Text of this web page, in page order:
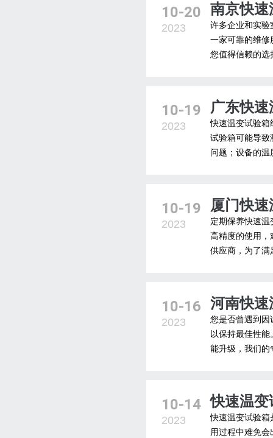
10-20
2023
南京快速
许多企业和实验
一家可靠的维修
您值得信赖的选
10-19
2023
广东快
快速温变试验箱
试验箱可能导致
问题；设备的温
10-19
2023
厦门快
定期保养快速
高精度的使用，
供应商，为了满
10-16
2023
河南快速
您是否曾遇到因
以保持最佳性
能升级，我们的
10-14
2023
快速温变
快速温变试验箱
用过程中难免